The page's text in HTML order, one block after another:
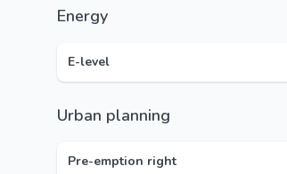
Energy
E-level
Urban planning
Pre-emption right